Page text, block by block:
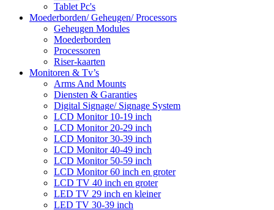
Tablet Pc's
Moederborden/ Geheugen/ Processors
Geheugen Modules
Moederborden
Processoren
Riser-kaarten
Monitoren & Tv’s
Arms And Mounts
Diensten & Garanties
Digital Signage/ Signage System
LCD Monitor 10-19 inch
LCD Monitor 20-29 inch
LCD Monitor 30-39 inch
LCD Monitor 40-49 inch
LCD Monitor 50-59 inch
LCD Monitor 60 inch en groter
LCD TV 40 inch en groter
LED TV 29 inch en kleiner
LED TV 30-39 inch